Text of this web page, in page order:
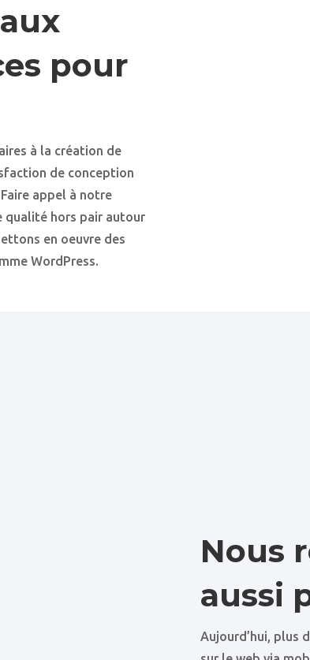
pour
à la création de
de conception
appel à notre
qualité hors pair autour
en oeuvre des
WordPress.
Nous
aussi
Aujourd’hui, plus